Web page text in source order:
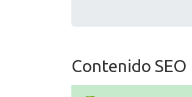
Contenido SEO